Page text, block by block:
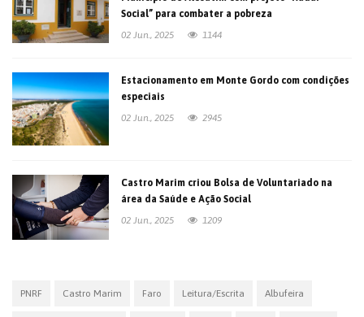
Social” para combater a pobreza
02 Jun., 2025
1144
Estacionamento em Monte Gordo com condições
especiais
02 Jun., 2025
2945
Castro Marim criou Bolsa de Voluntariado na
área da Saúde e Ação Social
02 Jun., 2025
1209
PNRF Castro Marim Faro Leitura/Escrita Albufeira